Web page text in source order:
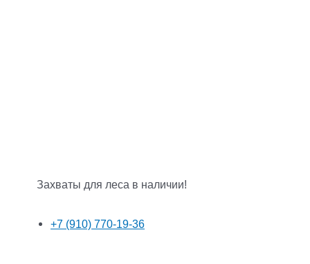
Захваты для леса в наличии!
+7 (910) 770-19-36